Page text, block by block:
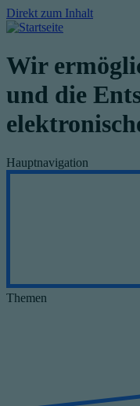
Direkt zum Inhalt
Wir
und die
Hauptnavigation
Themen